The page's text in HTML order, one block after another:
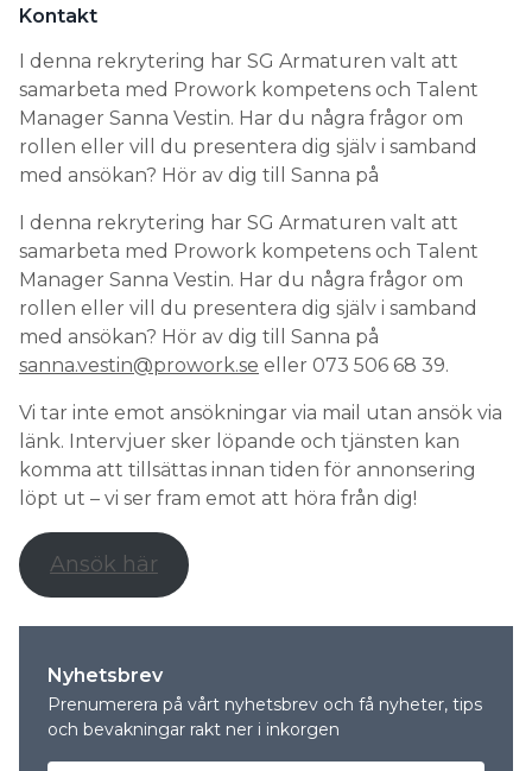
Kontakt
I denna rekrytering har SG Armaturen valt att
samarbeta med Prowork kompetens och Talent
Manager Sanna Vestin. Har du några frågor om
rollen eller vill du presentera dig själv i samband
med ansökan? Hör av dig till Sanna på
I denna rekrytering har SG Armaturen valt att
samarbeta med Prowork kompetens och Talent
Manager Sanna Vestin. Har du några frågor om
rollen eller vill du presentera dig själv i samband
med ansökan? Hör av dig till Sanna på
sanna.vestin@prowork.se eller 073 506 68 39.
Vi tar inte emot ansökningar via mail utan ansök via
länk. Intervjuer sker löpande och tjänsten kan
komma att tillsättas innan tiden för annonsering
löpt ut – vi ser fram emot att höra från dig!
Ansök här
Nyhetsbrev
Prenumerera på vårt nyhetsbrev och få nyheter, tips
och bevakningar rakt ner i inkorgen